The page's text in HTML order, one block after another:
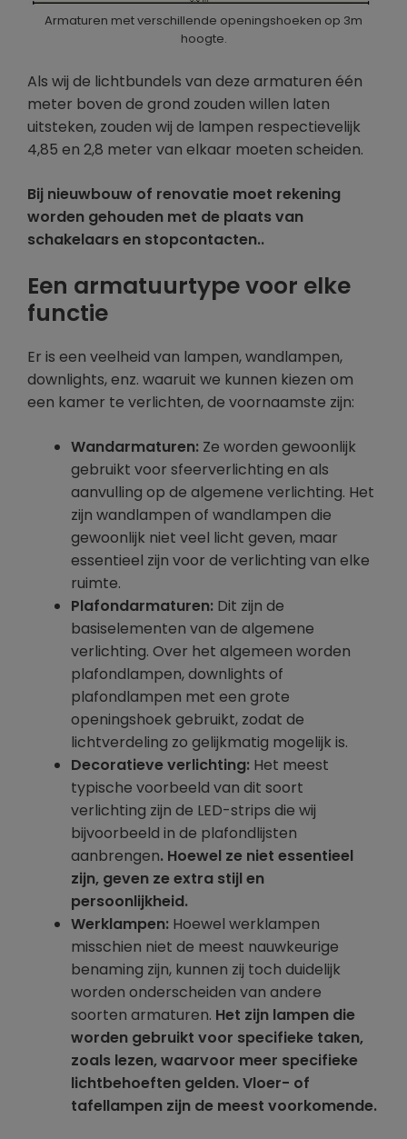
Armaturen met verschillende openingshoeken op 3m
hoogte.
Als wij de lichtbundels van deze armaturen één
meter boven de grond zouden willen laten
uitsteken, zouden wij de lampen respectievelijk
4,85 en 2,8 meter van elkaar moeten scheiden.
Bij nieuwbouw of renovatie moet rekening
worden gehouden met de plaats van
schakelaars en stopcontacten..
Een armatuurtype voor elke
functie
Er is een veelheid van lampen, wandlampen,
downlights, enz. waaruit we kunnen kiezen om
een kamer te verlichten, de voornaamste zijn:
Wandarmaturen: Ze worden gewoonlijk
gebruikt voor sfeerverlichting en als
aanvulling op de algemene verlichting. Het
zijn wandlampen of wandlampen die
gewoonlijk niet veel licht geven, maar
essentieel zijn voor de verlichting van elke
ruimte.
Plafondarmaturen: Dit zijn de
basiselementen van de algemene
verlichting. Over het algemeen worden
plafondlampen, downlights of
plafondlampen met een grote
openingshoek gebruikt, zodat de
lichtverdeling zo gelijkmatig mogelijk is.
Decoratieve verlichting: Het meest
typische voorbeeld van dit soort
verlichting zijn de LED-strips die wij
bijvoorbeeld in de plafondlijsten
aanbrengen. Hoewel ze niet essentieel
zijn, geven ze extra stijl en
persoonlijkheid.
Werklampen: Hoewel werklampen
misschien niet de meest nauwkeurige
benaming zijn, kunnen zij toch duidelijk
worden onderscheiden van andere
soorten armaturen. Het zijn lampen die
worden gebruikt voor specifieke taken,
zoals lezen, waarvoor meer specifieke
lichtbehoeften gelden. Vloer- of
tafellampen zijn de meest voorkomende.